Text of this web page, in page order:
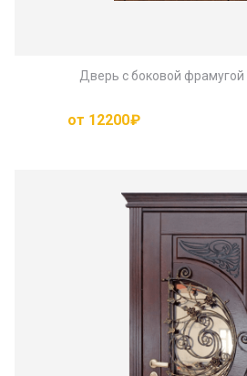
Дверь с боковой фрамугой
от 12200₽